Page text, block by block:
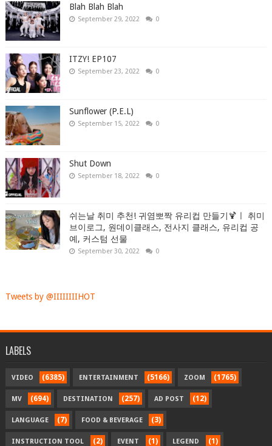
Blah Blah Blah
September 29, 2022 0
ITZY! EP107
September 23, 2022 0
Sunflower (P.E.L)
September 15, 2022 0
Shut Down
September 18, 2022 0
쉬는날 취미 추천! 귀염뽀짝 유리컵 만들기🍹ㅣ 취미
브이로그, 원데이클래스, 전사지 클래스, 유리컵 공
예, 커스텀 선물
September 30, 2022 0
Tweets by @IIIIIIIIHOT
LABELS
VIDEO (6385) ENTERTAINMENT (5166) ZOOM (1765)
MV (694) DESTINATION (257) AD POST (12)
LANGUAGE (7) FOOD & BEVERAGE (3)
INSTRUCTION TOOL (2) EVENT (1) LEGEND (1)